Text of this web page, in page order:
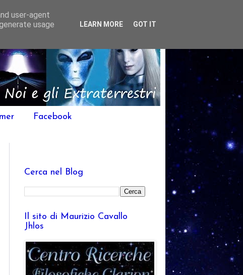
Facebook
Cerca nel Blog
Il sito di Maurizio Cavallo
Jhlos
user-agent
usage
LEARN MORE GOT IT